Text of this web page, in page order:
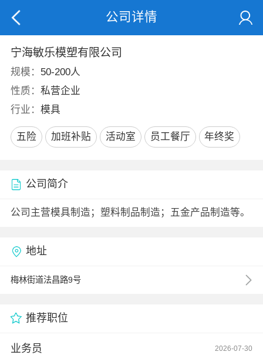
公司详情
宁海敏乐模塑有限公司
规模： 50-200人
性质： 私营企业
行业： 模具
五险 加班补贴 活动室 员工餐厅 年终奖
公司简介
公司主营模具制造；塑料制品制造；五金产品制造等。
地址
梅林街道法昌路9号
推荐职位
业务员 2026-07-30